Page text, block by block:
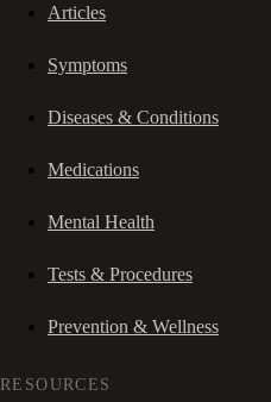
Articles
Symptoms
Diseases & Conditions
Medications
Mental Health
Tests & Procedures
Prevention & Wellness
RESOURCES